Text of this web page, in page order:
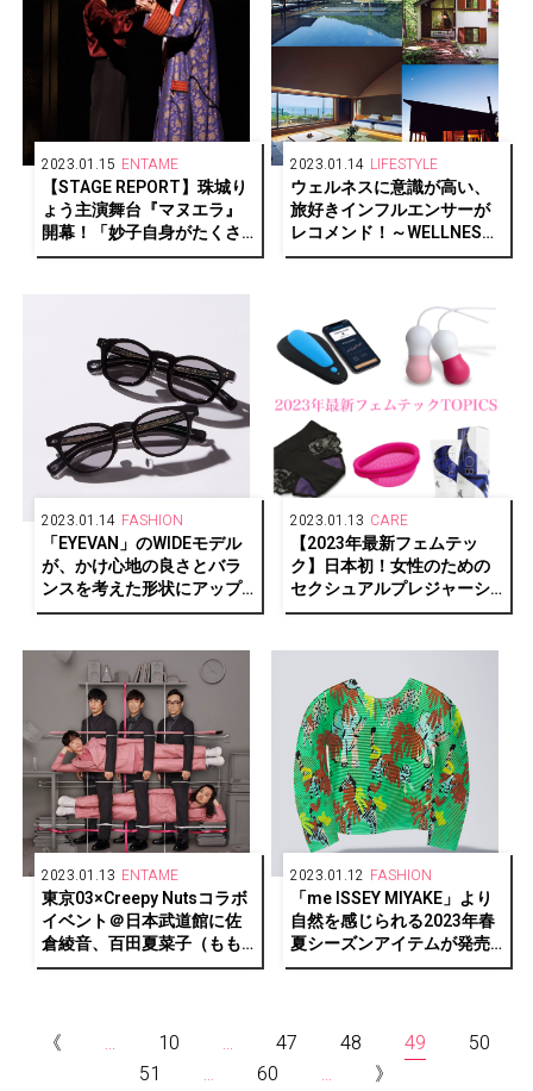
2023.01.15 ENTAME
【STAGE REPORT】珠城り
ょう主演舞台『マヌエラ』
開幕！「妙子自身がたくさ
んの人と関わって成長して
2023.01.14 LIFESTYLE
ウェルネスに意識が高い、
旅好きインフルエンサーが
レコメンド！～WELLNESS
PERSON SELECTIONS～
AWARDS 2022 1/2】
2023.01.14 FASHION
「EYEVAN」のWIDEモデル
が、かけ心地の良さとバラ
ンスを考えた形状にアップ
デート！
2023.01.13 CARE
【2023年最新フェムテッ
ク】日本初！女性のための
セクシュアルプレジャーシ
ョップ『LOVE PIECE
2023.01.13 ENTAME
東京03×Creepy Nutsコラボ
イベント＠日本武道館に佐
倉綾音、百田夏菜子（もも
いろクローバーZ）、吉住の
2023.01.12 FASHION
「me ISSEY MIYAKE」より
自然を感じられる2023年春
夏シーズンアイテムが発売
中
《 ... 10 ... 47 48 49
50
51
... 60 ... 》